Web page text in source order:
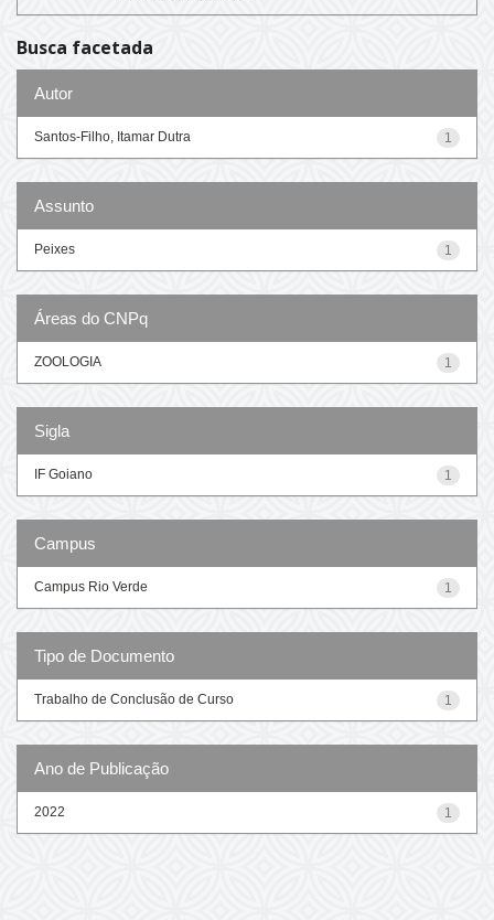
Busca facetada
Autor
1
Santos-Filho, Itamar Dutra
Assunto
1
Peixes
Áreas do CNPq
1
ZOOLOGIA
Sigla
1
IF Goiano
Campus
1
Campus Rio Verde
Tipo de Documento
1
Trabalho de Conclusão de Curso
Ano de Publicação
1
2022